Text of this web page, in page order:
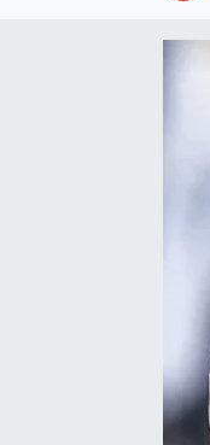
Gözden